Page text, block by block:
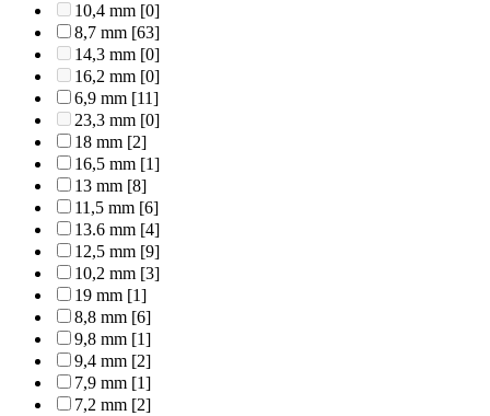
10,4 mm [0]
8,7 mm [63]
14,3 mm [0]
16,2 mm [0]
6,9 mm [11]
23,3 mm [0]
18 mm [2]
16,5 mm [1]
13 mm [8]
11,5 mm [6]
13.6 mm [4]
12,5 mm [9]
10,2 mm [3]
19 mm [1]
8,8 mm [6]
9,8 mm [1]
9,4 mm [2]
7,9 mm [1]
7,2 mm [2]